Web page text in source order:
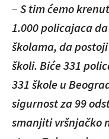
– S tim ćemo
1.000 policajaca
školama, da
školi. Biće 331
331 škole u
sigurnost za 99
smanjiti vršnjačko